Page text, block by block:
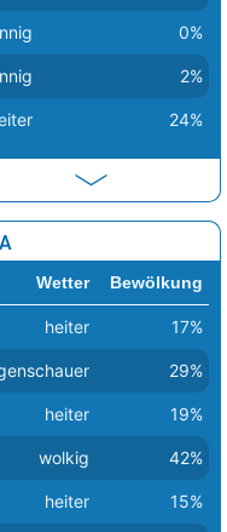
26%
Schneeregen
heiter 12%
sonnig 7%
wolkig 61%
heiter 15%
sonnig 3%
Schnee /
69%
0%
2%
24%
Wetter Bewölkung
heiter 17%
29%
heiter 19%
wolkig 42%
heiter 15%